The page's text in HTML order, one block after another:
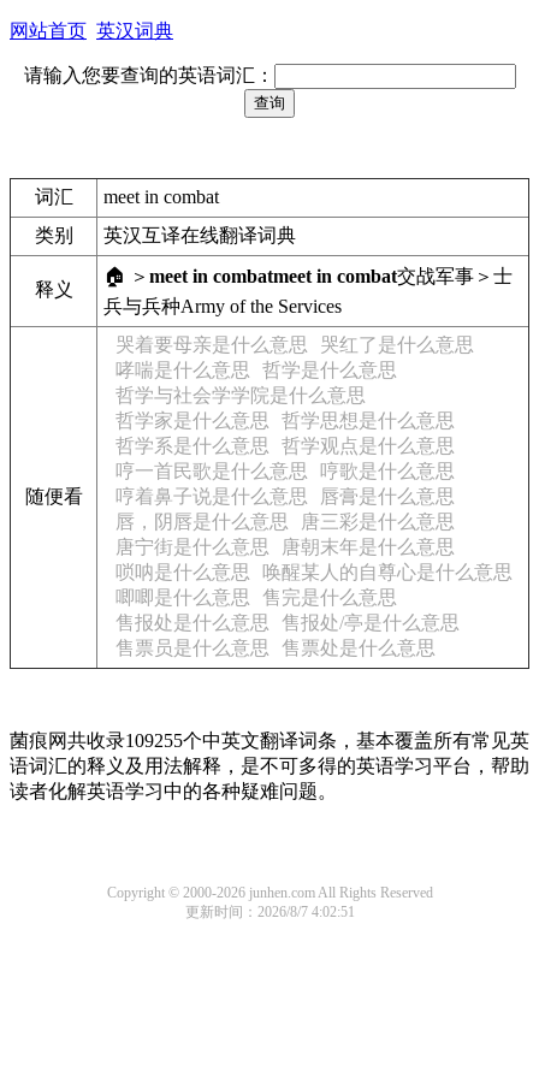
网站首页 英汉词典
请输入您要查询的英语词汇：
词汇
meet in combat
类别
英汉互译在线翻译词典
释义
🏠 ＞ meet in combatmeet in combat交战军事＞士
兵与兵种Army of the Services
随便看
哭着要母亲是什么意思
哭红了是什么意思
哮喘是什么意思
哲学是什么意思
哲学与社会学学院是什么意思
哲学家是什么意思
哲学思想是什么意思
哲学系是什么意思
哲学观点是什么意思
哼一首民歌是什么意思
哼歌是什么意思
哼着鼻子说是什么意思
唇膏是什么意思
唇，阴唇是什么意思
唐三彩是什么意思
唐宁街是什么意思
唐朝末年是什么意思
唢呐是什么意思
唤醒某人的自尊心是什么意思
唧唧是什么意思
售完是什么意思
售报处是什么意思
售报处/亭是什么意思
售票员是什么意思
售票处是什么意思
菌痕网共收录109255个中英文翻译词条，基本覆盖所有常见英
语词汇的释义及用法解释，是不可多得的英语学习平台，帮助
读者化解英语学习中的各种疑难问题。
Copyright © 2000-2026 junhen.com All Rights Reserved
更新时间：2026/8/7 4:02:51